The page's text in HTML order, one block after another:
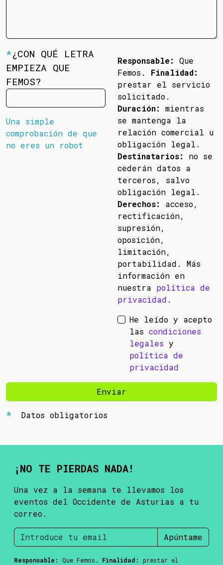
*¿CON QUÉ LETRA
EMPIEZA QUE
FEMOS?
Una simple
comprobación de que
no eres un robot
Responsable:
Que
Femos. Finalidad:
prestar el servicio
solicitado.
Duración:
mientras
se mantenga la
relación comercial u
obligación legal.
Destinatarios:
no se
cederán datos a
terceros, salvo
obligación legal.
Derechos:
acceso,
rectificación,
supresión,
oposición,
limitación,
portabilidad. Más
información en
nuestra política de
privacidad .
He leído y acepto
las condiciones
legales y
política de
privacidad
Enviar
Datos obligatorios
¡NO TE PIERDAS NADA!
Una vez a la semana te llevamos los
eventos del Occidente de Asturias a tu
correo.
Apúntame
Responsable: Que Femos. Finalidad:
prestar el